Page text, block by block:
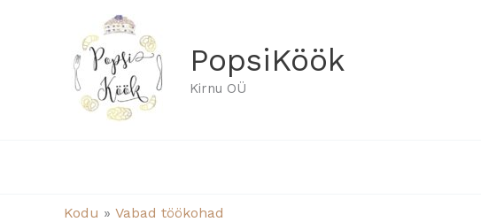
PopsiKöök
Kirnu OÜ
Kodu Vabad töökohad